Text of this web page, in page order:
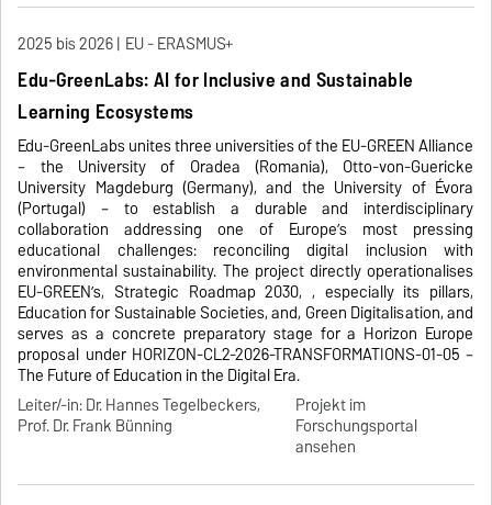
2025 bis 2026 EU - ERASMUS+
Edu-GreenLabs: AI for Inclusive and Sustainable
Learning Ecosystems
Edu-GreenLabs unites three universities of the EU-GREEN Alliance
– the University of Oradea (Romania), Otto-von-Guericke
University Magdeburg (Germany), and the University of Évora
(Portugal) – to establish a durable and interdisciplinary
collaboration addressing one of Europe’s most pressing
educational challenges: reconciling digital inclusion with
environmental sustainability. The project directly operationalises
EU-GREEN’s, Strategic Roadmap 2030, , especially its pillars,
Education for Sustainable Societies, and, Green Digitalisation, and
serves as a concrete preparatory stage for a Horizon Europe
proposal under HORIZON-CL2-2026-TRANSFORMATIONS-01-05 –
The Future of Education in the Digital Era.
Leiter/-in: Dr. Hannes Tegelbeckers,
Prof. Dr. Frank Bünning
Projekt im
Forschungsportal
ansehen